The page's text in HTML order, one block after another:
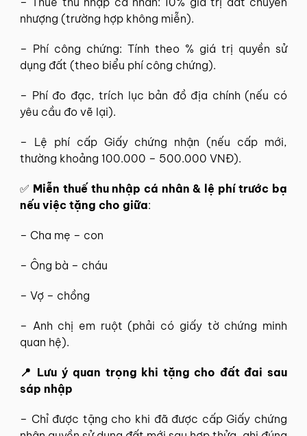
nhượng (trường hợp không miễn).
– Phí công chứng: Tính theo % giá trị quyền sử
dụng đất (theo biểu phí công chứng).
– Phí đo đạc, trích lục bản đồ địa chính (nếu có
yêu cầu đo vẽ lại).
– Lệ phí cấp Giấy chứng nhận (nếu cấp mới,
thường khoảng 100.000 – 500.000 VNĐ).
✅ Miễn thuế thu nhập cá nhân & lệ phí trước bạ
nếu việc tặng cho giữa:
– Cha mẹ – con
– Ông bà – cháu
– Vợ – chồng
– Anh chị em ruột (phải có giấy tờ chứng minh
quan hệ).
📍 Lưu ý quan trọng khi tặng cho đất đai sau
sáp nhập
– Chỉ được tặng cho khi đã được cấp Giấy chứng